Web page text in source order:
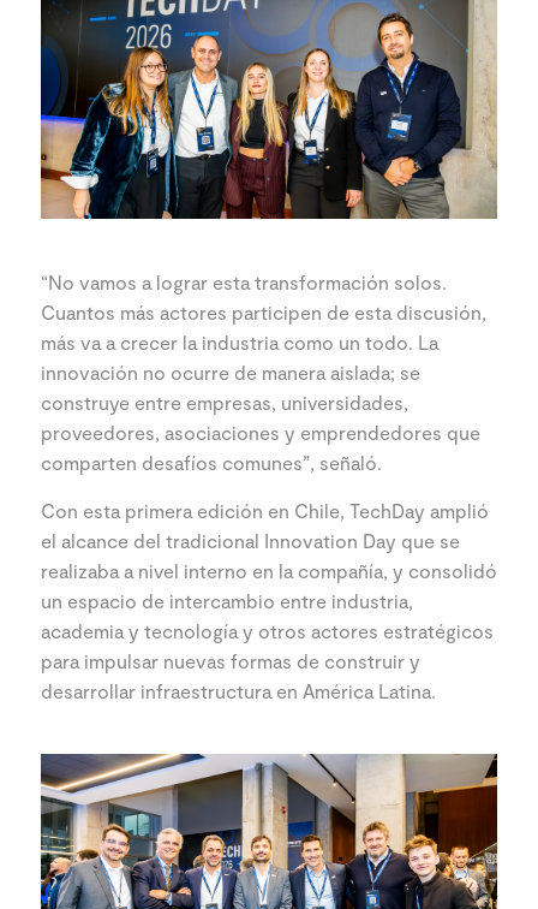
“No vamos a lograr esta transformación solos.
Cuantos más actores participen de esta discusión,
más va a crecer la industria como un todo. La
innovación no ocurre de manera aislada; se
construye entre empresas, universidades,
proveedores, asociaciones y emprendedores que
comparten desafíos comunes”, señaló.
Con esta primera edición en Chile, TechDay amplió
el alcance del tradicional Innovation Day que se
realizaba a nivel interno en la compañía, y consolidó
un espacio de intercambio entre industria,
academia y tecnología y otros actores estratégicos
para impulsar nuevas formas de construir y
desarrollar infraestructura en América Latina.